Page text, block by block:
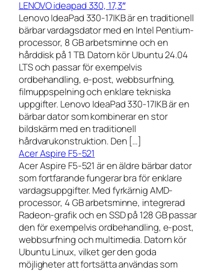
LENOVO ideapad 330, 17,3″
Lenovo IdeaPad 330-17IKB är en traditionell
bärbar vardagsdator med en Intel Pentium-
processor, 8 GB arbetsminne och en
hårddisk på 1 TB. Datorn kör Ubuntu 24.04
LTS och passar för exempelvis
ordbehandling, e-post, webbsurfning,
filmuppspelning och enklare tekniska
uppgifter. Lenovo IdeaPad 330-17IKB är en
bärbar dator som kombinerar en stor
bildskärm med en traditionell
hårdvarukonstruktion. Den […]
Acer Aspire F5-521
Acer Aspire F5-521 är en äldre bärbar dator
som fortfarande fungerar bra för enklare
vardagsuppgifter. Med fyrkärnig AMD-
processor, 4 GB arbetsminne, integrerad
Radeon-grafik och en SSD på 128 GB passar
den för exempelvis ordbehandling, e-post,
webbsurfning och multimedia. Datorn kör
Ubuntu Linux, vilket ger den goda
möjligheter att fortsätta användas som